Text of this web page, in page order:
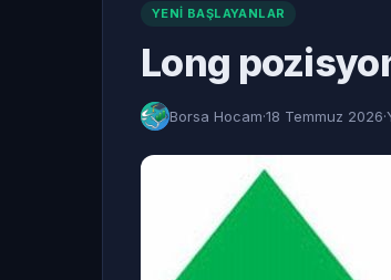
YENI BAŞLAYANLAR
Long
Borsa Hocam·18 Temmuz 2026·